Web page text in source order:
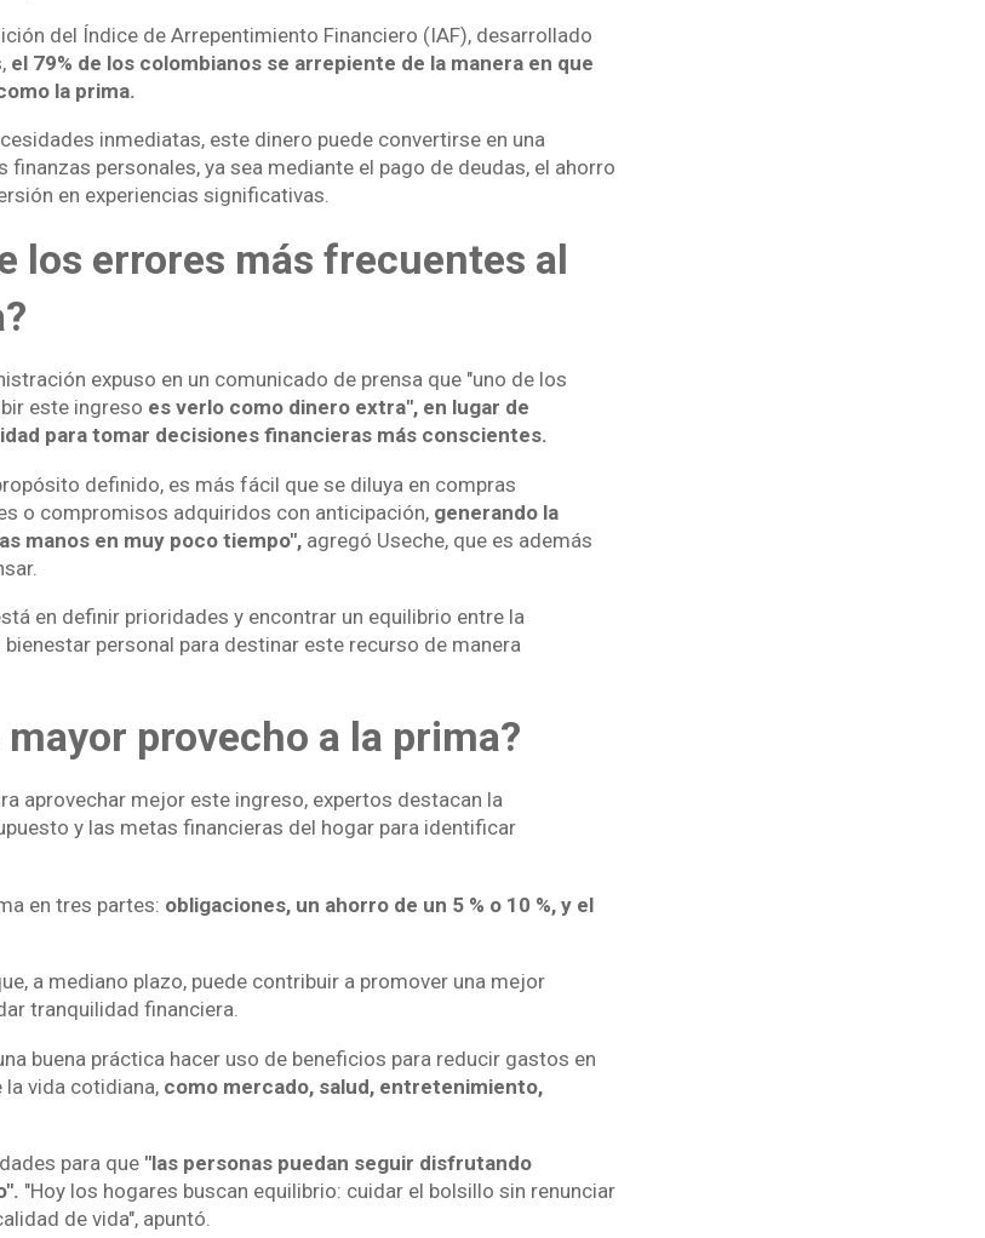
del Índice de Arrepentimiento Financiero (IAF), desarrollado
el 79% de los colombianos se arrepiente de la manera en que
la prima.
inmediatas, este dinero puede convertirse en una
personales, ya sea mediante el pago de deudas, el ahorro
en experiencias significativas.
los errores más frecuentes al
expuso en un comunicado de prensa que "uno de los
este ingreso es verlo como dinero extra", en lugar de
para tomar decisiones financieras más conscientes.
definido, es más fácil que se diluya en compras
o compromisos adquiridos con anticipación, generando la
manos en muy poco tiempo",agregó Useche, que es además
en definir prioridades y encontrar un equilibrio entre la
personal para destinar este recurso de manera
provecho a la prima?
aprovechar mejor este ingreso, expertos destacan la
y las metas financieras del hogar para identificar
en tres partes: obligaciones, un ahorro de un 5 % o 10 %, y el
a mediano plazo, puede contribuir a promover una mejor
tranquilidad financiera.
buena práctica hacer uso de beneficios para reducir gastos en
la vida cotidiana, como mercado, salud, entretenimiento,
para que "las personas puedan seguir disfrutando
"Hoy los hogares buscan equilibrio: cuidar el bolsillo sin renunciar
de vida", apuntó.